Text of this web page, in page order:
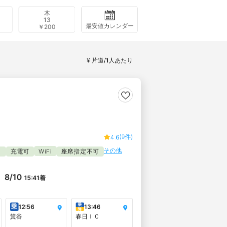
木
13
￥200
最安値カレンダー
¥ 片道/1人あたり
4.6(9件)
充電可 WiFi 座席指定不可 その他
8/10 15:41着
乗 12:56
箕谷
乗
降 13:46
春日ＩＣ